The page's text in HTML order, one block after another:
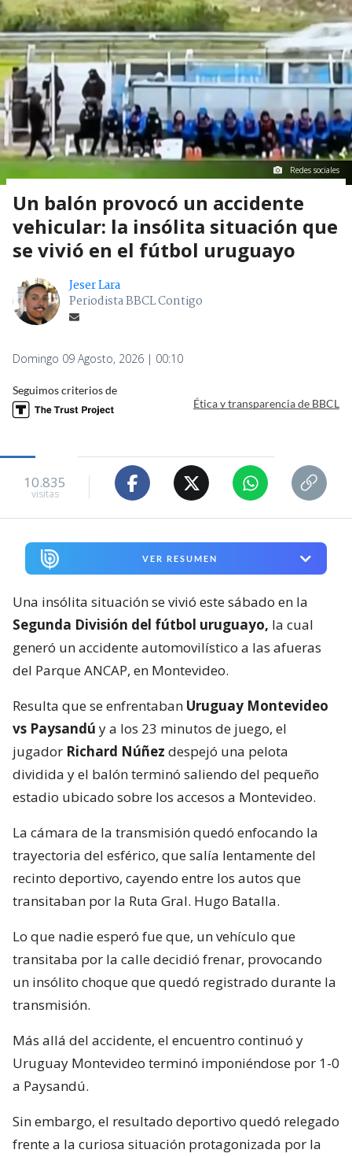
Redes sociales
Un balón provocó un accidente
vehicular: la insólita situación que
se vivió en el fútbol uruguayo
Jeser Lara
Periodista BBCL Contigo
Domingo 09 Agosto, 2026 | 00:10
Seguimos criterios de
Ética y transparencia de BBCL
10.835
visitas
VER RESUMEN
Una insólita situación se vivió este sábado en la
Segunda División del fútbol uruguayo, la cual
generó un accidente automovilístico a las afueras
del Parque ANCAP, en Montevideo.
Resulta que se enfrentaban Uruguay Montevideo
vs Paysandú y a los 23 minutos de juego, el
jugador Richard Núñez despejó una pelota
dividida y el balón terminó saliendo del pequeño
estadio ubicado sobre los accesos a Montevideo.
La cámara de la transmisión quedó enfocando la
trayectoria del esférico, que salía lentamente del
recinto deportivo, cayendo entre los autos que
transitaban por la Ruta Gral. Hugo Batalla.
Lo que nadie esperó fue que, un vehículo que
transitaba por la calle decidió frenar, provocando
un insólito choque que quedó registrado durante la
transmisión.
Más allá del accidente, el encuentro continuó y
Uruguay Montevideo terminó imponiéndose por 1-0
a Paysandú.
Sin embargo, el resultado deportivo quedó relegado
frente a la curiosa situación protagonizada por la